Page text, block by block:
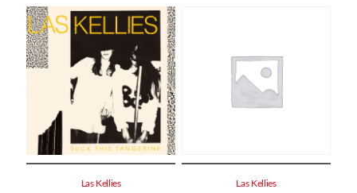
Las Kellies Las Kellies